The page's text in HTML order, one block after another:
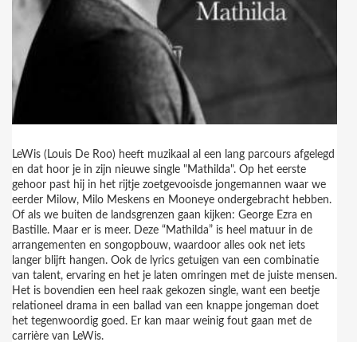
LeWis (Louis De Roo) heeft muzikaal al een lang parcours afgelegd
en dat hoor je in zijn nieuwe single "Mathilda". Op het eerste
gehoor past hij in het rijtje zoetgevooisde jongemannen waar we
eerder Milow, Milo Meskens en Mooneye ondergebracht hebben.
Of als we buiten de landsgrenzen gaan kijken: George Ezra en
Bastille. Maar er is meer. Deze “Mathilda” is heel matuur in de
arrangementen en songopbouw, waardoor alles ook net iets
langer blijft hangen. Ook de lyrics getuigen van een combinatie
van talent, ervaring en het je laten omringen met de juiste mensen.
Het is bovendien een heel raak gekozen single, want een beetje
relationeel drama in een ballad van een knappe jongeman doet
het tegenwoordig goed. Er kan maar weinig fout gaan met de
carrière van LeWis.